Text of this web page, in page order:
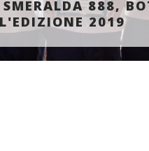
SMERALDA 888,
2019